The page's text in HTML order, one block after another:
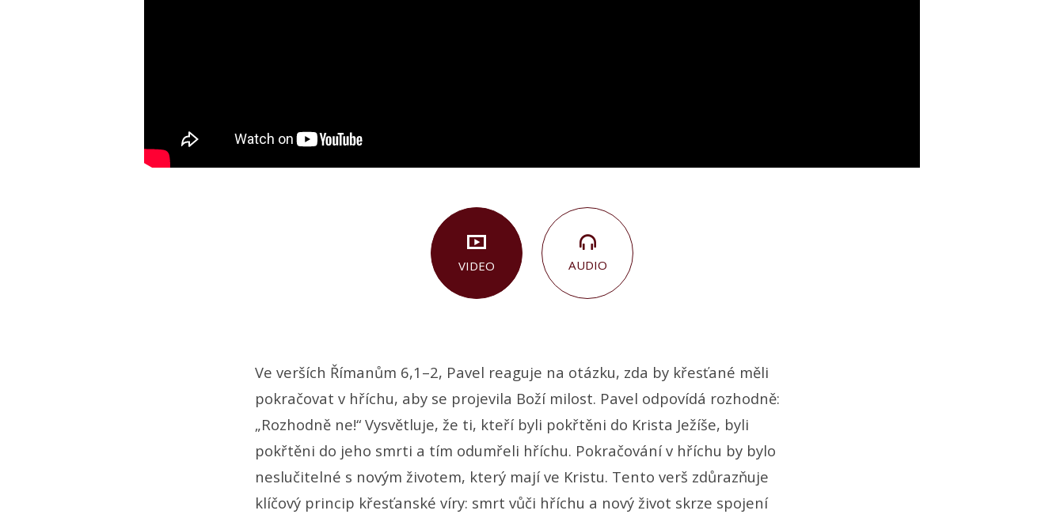
VIDEO AUDIO
Ve verších Římanům 6,1–2, Pavel reaguje na otázku, zda by křesťané měli
pokračovat v hříchu, aby se projevila Boží milost. Pavel odpovídá rozhodně:
„Rozhodně ne!“ Vysvětluje, že ti, kteří byli pokřtěni do Krista Ježíše, byli
pokřtěni do jeho smrti a tím odumřeli hříchu. Pokračování v hříchu by bylo
neslučitelné s novým životem, který mají ve Kristu. Tento verš zdůrazňuje
klíčový princip křesťanské víry: smrt vůči hříchu a nový život skrze spojení